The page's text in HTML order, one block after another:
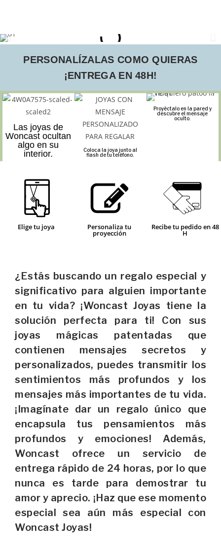
PERSONALÍZALAS COMO QUIERAS
¡ENTREGA EN 48H!
Las joyas de
Woncast ocultan
algo en su
interior.
Coloca la joya junto al
flash de tu teléfono.
Proyéctalo en la pared y
descubre el mensaje
oculto.
Elige tu joya Personaliza tu
proyección
Recibe tu pedido en 48
H
¿Estás buscando un regalo especial y
significativo para alguien importante
en tu vida? ¡Woncast Joyas tiene la
solución perfecta para ti! Con sus
joyas mágicas patentadas que
contienen mensajes secretos y
personalizados, puedes transmitir los
sentimientos más profundos y los
mensajes más importantes de tu vida.
¡Imagínate dar un regalo único que
encapsula tus pensamientos más
profundos y emociones! Además,
Woncast ofrece un servicio de
entrega rápido de 24 horas, por lo que
nunca es tarde para demostrar tu
amor y aprecio. ¡Haz que ese momento
especial sea aún más especial con
Woncast Joyas!